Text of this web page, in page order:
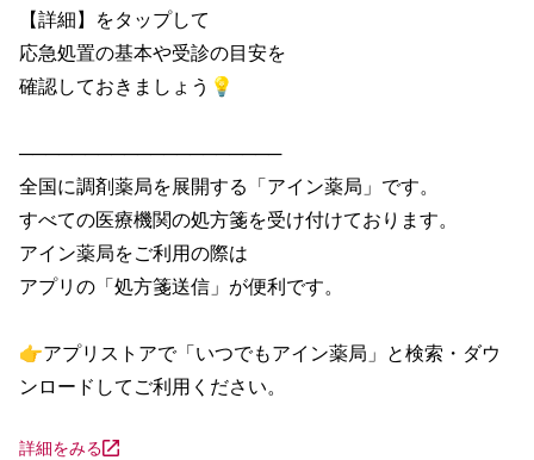
【詳細】をタップして
応急処置の基本や受診の目安を
確認しておきましょう💡
────────────────────
全国に調剤薬局を展開する「アイン薬局」です。
すべての医療機関の処方箋を受け付けております。
アイン薬局をご利用の際は
アプリの「処方箋送信」が便利です。
👉アプリストアで「いつでもアイン薬局」と検索・ダウ
ンロードしてご利用ください。
詳細をみる